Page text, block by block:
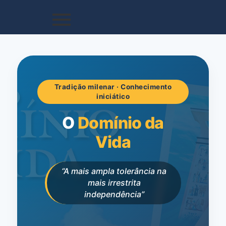
Tradição milenar · Conhecimento
iniciático
O Domínio da
Vida
“A mais ampla tolerância na
mais irrestrita
independência”